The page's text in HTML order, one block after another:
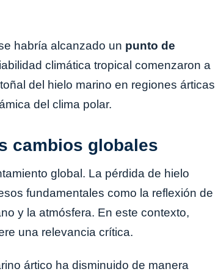
habría alcanzado un punto de
climática tropical comenzaron a
del hielo marino en regiones árticas
del clima polar.
cambios globales
global. La pérdida de hielo
fundamentales como la reflexión de
y la atmósfera. En este contexto,
una relevancia crítica.
ártico ha disminuido de manera